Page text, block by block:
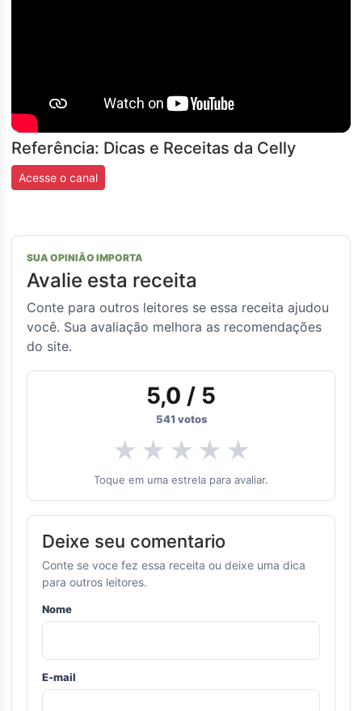
Referência: Dicas e Receitas da Celly
Acesse o canal
SUA OPINIÃO IMPORTA
Avalie esta receita
Conte para outros leitores se essa receita ajudou
você. Sua avaliação melhora as recomendações
do site.
5,0 / 5
541 votos
★ ★ ★ ★ ★
Toque em uma estrela para avaliar.
Deixe seu comentario
Conte se voce fez essa receita ou deixe uma dica
para outros leitores.
Nome
E-mail